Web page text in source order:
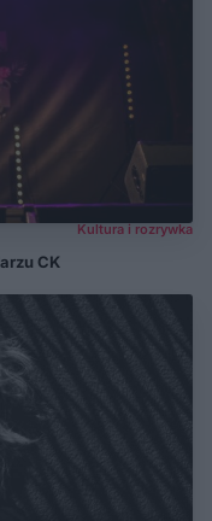
Kultura i rozrywka
CK